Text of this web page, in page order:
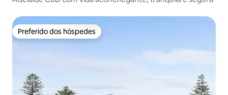
Preferido dos hóspedes
Preferido dos hóspedes